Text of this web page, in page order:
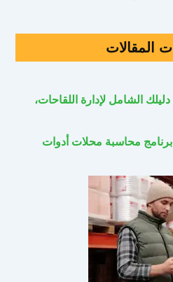
المقالات
الشامل لإدارة اللقاحات،
محاسبة محلات أدوات